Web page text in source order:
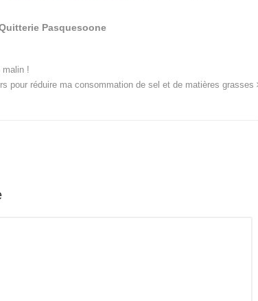
Pasquesoone
malin !
pour réduire ma consommation de sel et de matières grasses